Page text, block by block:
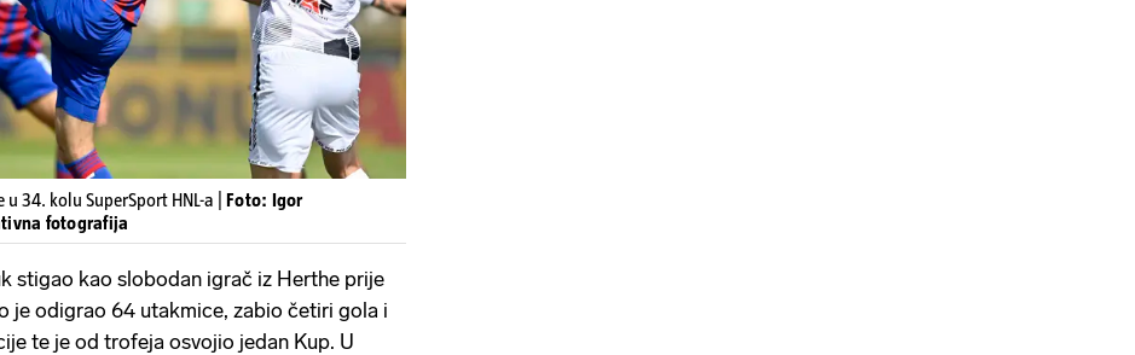
34. kolu SuperSport HNL-a | Foto: Igor
fotografija
stigao kao slobodan igrač iz Herthe prije
je odigrao 64 utakmice, zabio četiri gola i
te je od trofeja osvojio jedan Kup. U